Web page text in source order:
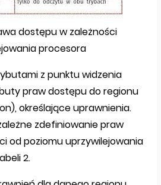
dostępu w zależności
procesora
z punktu widzenia
praw dostępu do regionu
określające uprawnienia.
zdefiniowanie praw
od poziomu uprzywilejowania
2.